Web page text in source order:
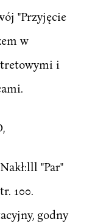
"Przyjęcie
w
i
"Par"
100.
godny